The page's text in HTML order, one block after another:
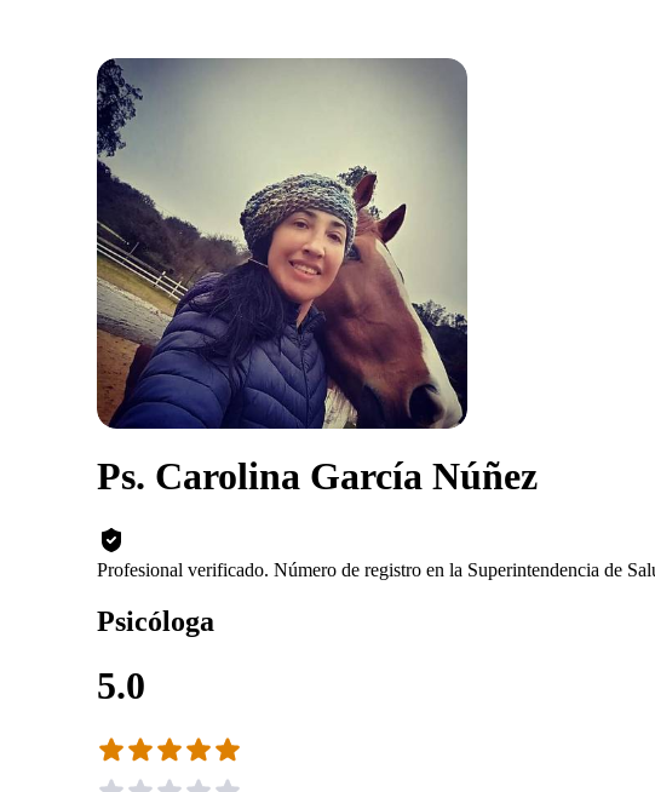
Ps. Carolina García Núñez
Profesional verificado. Número de registro en la Superintendencia de
Psicóloga
5.0